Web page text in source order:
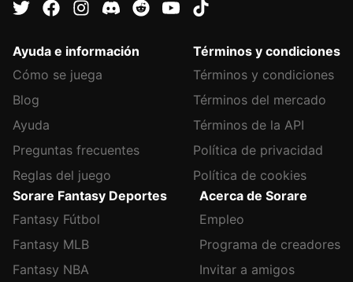
Ayuda e información
Cómo se juega
Blog
Ayuda
Preguntas frecuentes
Reglas del juego
Términos y condiciones
Términos y condiciones
Términos del mercado
Términos de la API
Política de privacidad
Política de cookies
Sorare Fantasy Deportes
Fantasy Fútbol
Fantasy MLB
Fantasy NBA
Acerca de Sorare
Empleo
Programa de creadores
Invitar a amigos